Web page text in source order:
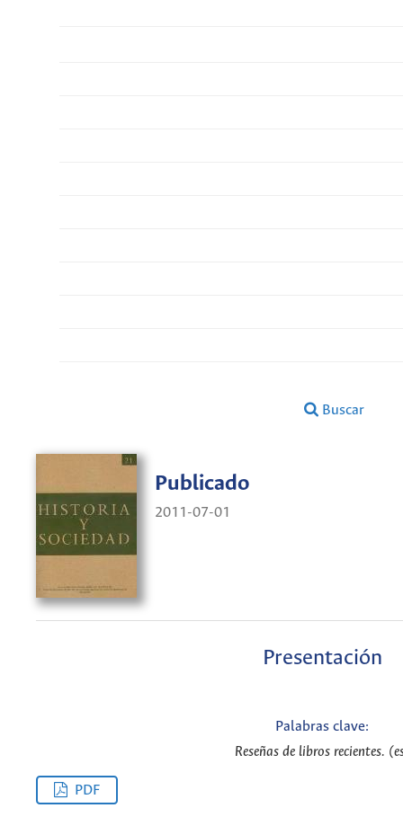
Buscar
Publicado
2011-07-01
Presentación
Palabras clave:
Reseñas de libros recientes.
PDF